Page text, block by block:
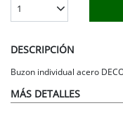
1
DESCRIPCIÓN
Buzon individual acero
MÁS DETALLES